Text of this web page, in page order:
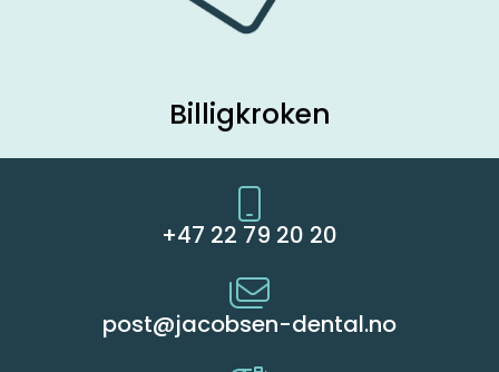
Billigkroken
+47 22 79 20 20
post@jacobsen-dental.no